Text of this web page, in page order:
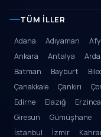
TÜM İLLER
Adana Adıyaman
Ankara
Antalya
Batman
Bayburt
Çanakkale
Çankırı
Edirne
Elazığ
Giresun
Gümüşhane
İstanbul
İzmir